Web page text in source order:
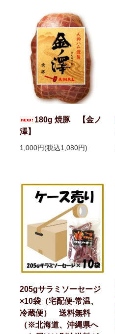
180g 焼豚 【金ノ
澤】
1,000円(税込1,080円)
205gサラミソーセージ
×10袋（宅配便-常温、
冷蔵便） 送料無料
（※北海道、沖縄県へ